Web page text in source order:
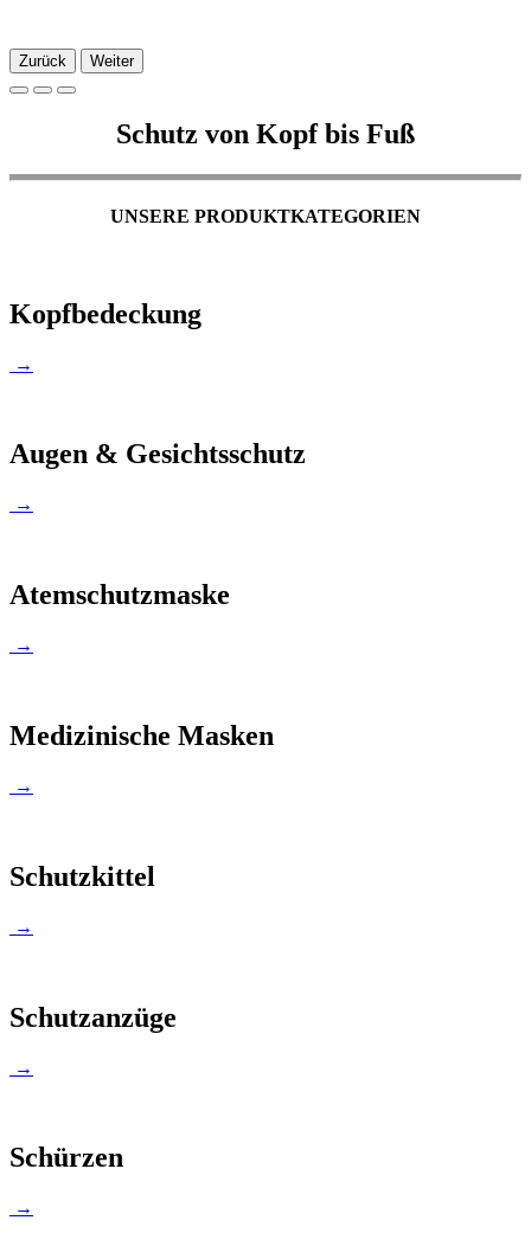
Zurück Weiter
Schutz von Kopf bis Fuß
UNSERE PRODUKTKATEGORIEN
Kopfbedeckung
→
Augen & Gesichtsschutz
→
Atemschutzmaske
→
Medizinische Masken
→
Schutzkittel
→
Schutzanzüge
→
Schürzen
→